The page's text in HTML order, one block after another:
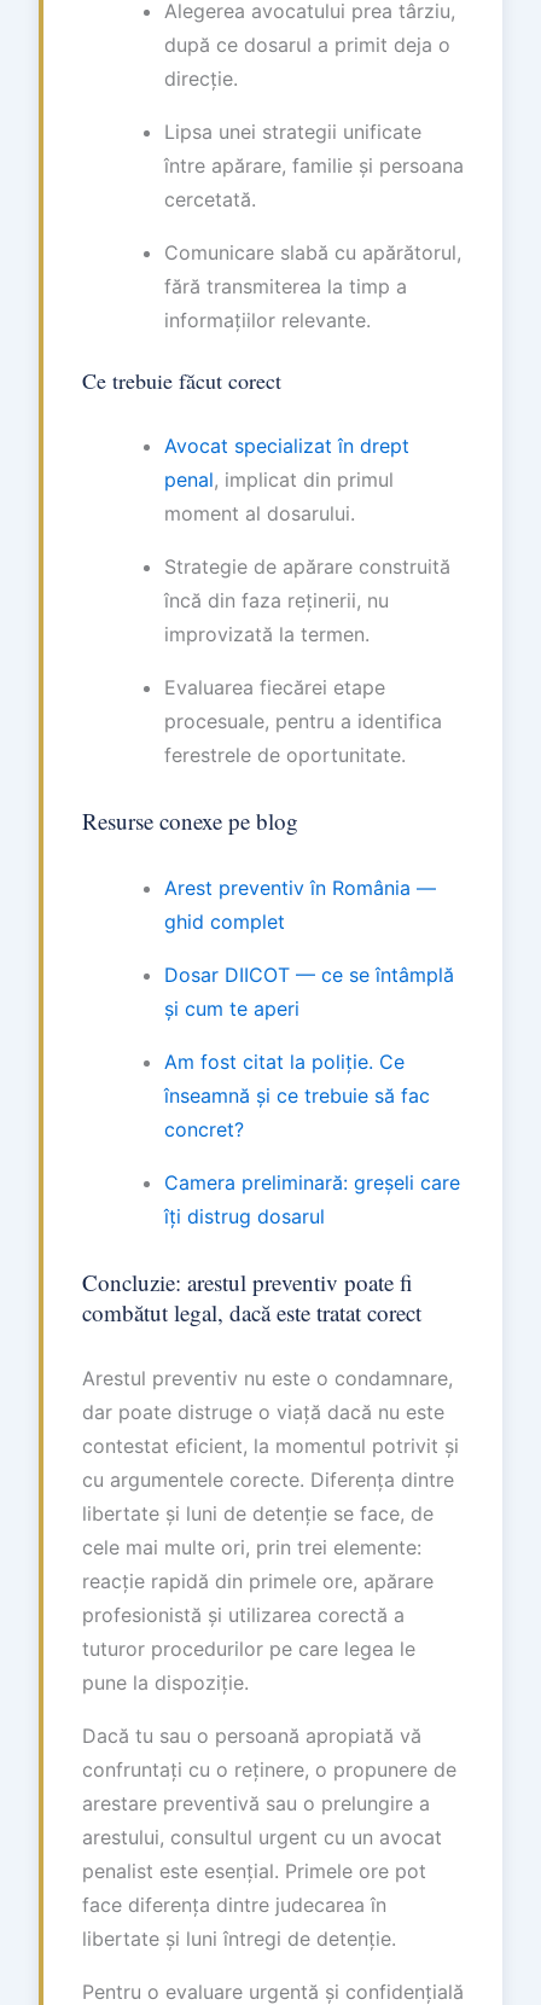
Alegerea avocatului prea târziu,
după ce dosarul a primit deja o
direcție.
Lipsa unei strategii unificate
între apărare, familie și persoana
cercetată.
Comunicare slabă cu apărătorul,
fără transmiterea la timp a
informațiilor relevante.
Ce trebuie făcut corect
Avocat specializat în drept
penal, implicat din primul
moment al dosarului.
Strategie de apărare construită
încă din faza reținerii, nu
improvizată la termen.
Evaluarea fiecărei etape
procesuale, pentru a identifica
ferestrele de oportunitate.
Resurse conexe pe blog
Arest preventiv în România —
ghid complet
Dosar DIICOT — ce se întâmplă
și cum te aperi
Am fost citat la poliție. Ce
înseamnă și ce trebuie să fac
concret?
Camera preliminară: greșeli care
îți distrug dosarul
Concluzie: arestul preventiv poate fi
combătut legal, dacă este tratat corect
Arestul preventiv nu este o condamnare,
dar poate distruge o viață dacă nu este
contestat eficient, la momentul potrivit și
cu argumentele corecte. Diferența dintre
libertate și luni de detenție se face, de
cele mai multe ori, prin trei elemente:
reacție rapidă din primele ore, apărare
profesionistă și utilizarea corectă a
tuturor procedurilor pe care legea le
pune la dispoziție.
Dacă tu sau o persoană apropiată vă
confruntați cu o reținere, o propunere de
arestare preventivă sau o prelungire a
arestului, consultul urgent cu un avocat
penalist este esențial. Primele ore pot
face diferența dintre judecarea în
libertate și luni întregi de detenție.
Pentru o evaluare urgentă și confidențială